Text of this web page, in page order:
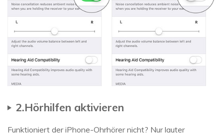
2.Hörhilfen aktivieren
Funktioniert der iPhone-Ohrhörer nicht? Nur lauter